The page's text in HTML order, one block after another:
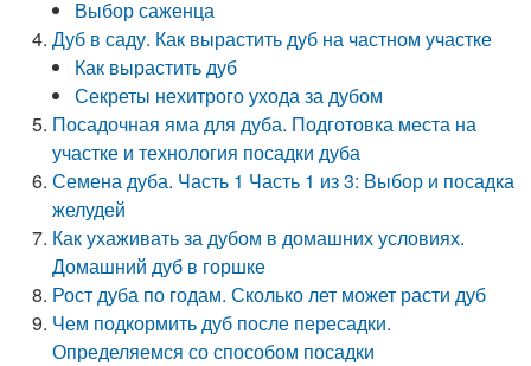
Выбор саженца
Дуб в саду. Как вырастить дуб на частном участке
Как вырастить дуб
Секреты нехитрого ухода за дубом
Посадочная яма для дуба. Подготовка места на
участке и технология посадки дуба
Семена дуба. Часть 1 Часть 1 из 3: Выбор и посадка
желудей
Как ухаживать за дубом в домашних условиях.
Домашний дуб в горшке
Рост дуба по годам. Сколько лет может расти дуб
Чем подкормить дуб после пересадки.
Определяемся со способом посадки